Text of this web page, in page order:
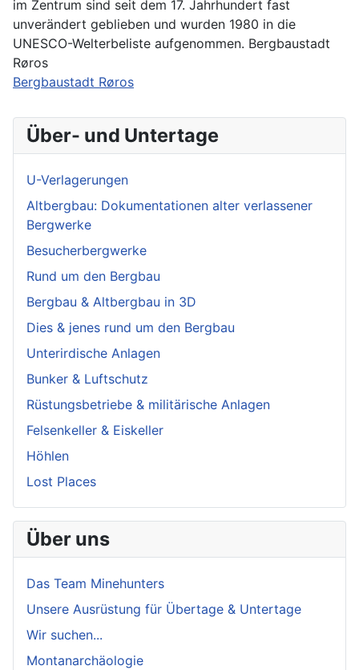
im Zentrum sind seit dem 17. Jahrhundert fast
unverändert geblieben und wurden 1980 in die
UNESCO-Welterbeliste aufgenommen. Bergbaustadt
Røros
Bergbaustadt Røros
Über- und Untertage
U-Verlagerungen
Altbergbau: Dokumentationen alter verlassener
Bergwerke
Besucherbergwerke
Rund um den Bergbau
Bergbau & Altbergbau in 3D
Dies & jenes rund um den Bergbau
Unterirdische Anlagen
Bunker & Luftschutz
Rüstungsbetriebe & militärische Anlagen
Felsenkeller & Eiskeller
Höhlen
Lost Places
Über uns
Das Team Minehunters
Unsere Ausrüstung für Übertage & Untertage
Wir suchen...
Montanarchäologie